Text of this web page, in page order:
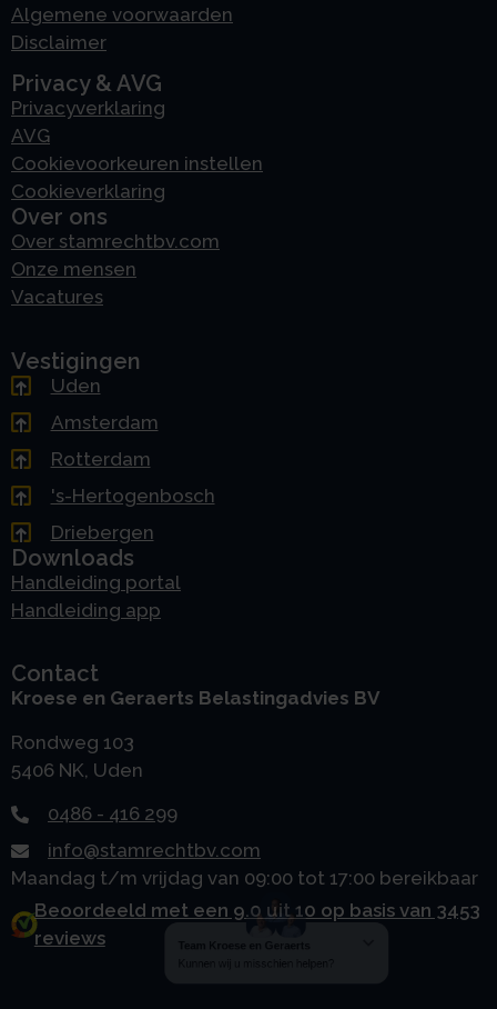
Algemene voorwaarden
Disclaimer
Privacy & AVG
Privacyverklaring
AVG
Cookievoorkeuren instellen
Cookieverklaring
Over ons
Over stamrechtbv.com
Onze mensen
Vacatures
Vestigingen
Uden
Amsterdam
Rotterdam
's-Hertogenbosch
Driebergen
Downloads
Handleiding portal
Handleiding app
Contact
Kroese en Geraerts Belastingadvies BV
Rondweg 103
5406 NK, Uden
0486 - 416 299
info@stamrechtbv.com
Maandag t/m vrijdag van 09:00 tot 17:00 bereikbaar
Beoordeeld met een 9.0 uit 10 op basis van 3453
reviews